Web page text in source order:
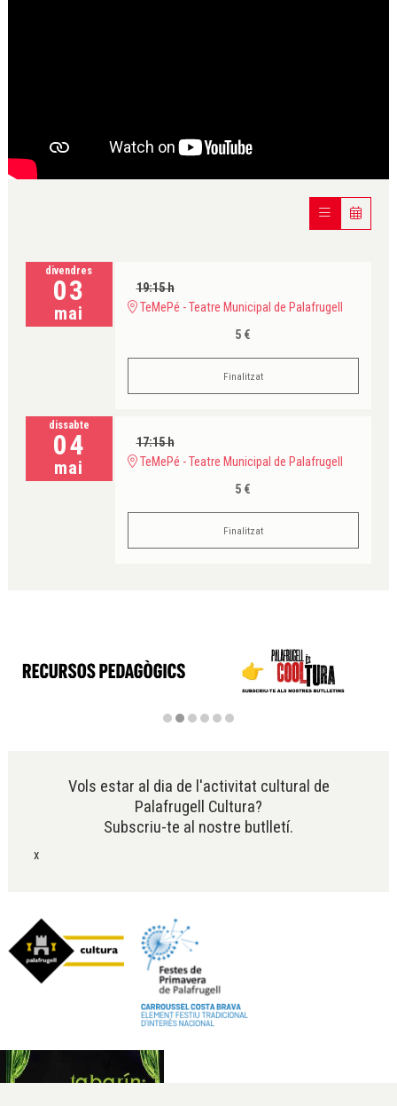
divendres
03
mai
19:15 h
TeMePé - Teatre Municipal de Palafrugell
5 €
Finalitzat
dissabte
04
mai
17:15 h
TeMePé - Teatre Municipal de Palafrugell
5 €
Finalitzat
Vols estar al dia de l'activitat cultural de
Palafrugell Cultura?
Subscriu-te al nostre butlletí.
x